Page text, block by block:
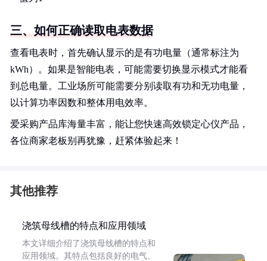
三、如何正确读取电表数据
查看电表时，首先确认显示的是有功电量（通常标注为
kWh）。如果是智能电表，可能需要切换显示模式才能看
到总电量。工业场所可能需要分别读取有功和无功电量，
以计算功率因数和整体用电效率。
爱采购产品库海量丰富，能让您快速高效锁定心仪产品，
各位商家老板别再犹豫，赶紧体验起来！
其他推荐
浇筑母线槽的特点和应用领域
本文详细介绍了浇筑母线槽的特点和
应用领域。其特点包括良好的电气、